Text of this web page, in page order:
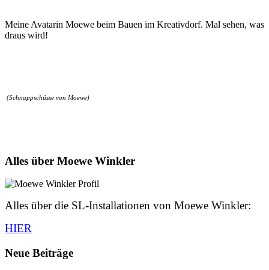
Meine Avatarin Moewe beim Bauen im Kreativdorf. Mal sehen, was
draus wird!
(Schnappschüsse von Moewe)
Alles über Moewe Winkler
Alles über die SL-Installationen von Moewe Winkler:
HIER
Neue Beiträge